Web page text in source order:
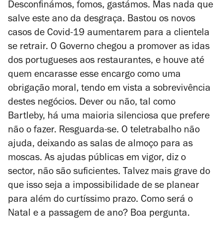
Desconfinámos, fomos, gastámos. Mas nada que
salve este ano da desgraça. Bastou os novos
casos de Covid-19 aumentarem para a clientela
se retrair. O Governo chegou a promover as idas
dos portugueses aos restaurantes, e houve até
quem encarasse esse encargo como uma
obrigação moral, tendo em vista a sobrevivência
destes negócios. Dever ou não, tal como
Bartleby, há uma maioria silenciosa que prefere
não o fazer. Resguarda-se. O teletrabalho não
ajuda, deixando as salas de almoço para as
moscas. As ajudas públicas em vigor, diz o
sector, não são suficientes. Talvez mais grave do
que isso seja a impossibilidade de se planear
para além do curtíssimo prazo. Como será o
Natal e a passagem de ano? Boa pergunta.